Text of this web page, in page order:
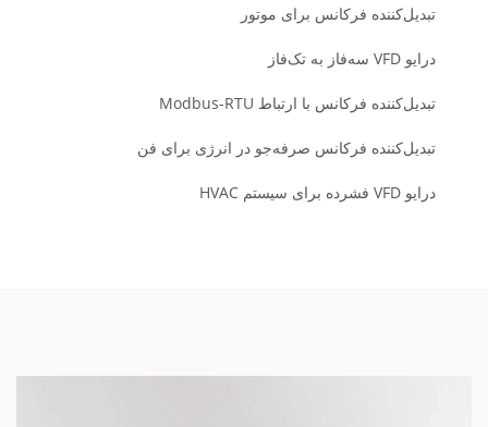
تبدیل‌کننده فرکانس برای موتور
درایو VFD سه‌فاز به تک‌فاز
تبدیل‌کننده فرکانس با ارتباط Modbus-RTU
تبدیل‌کننده فرکانس صرفه‌جو در انرژی برای فن
درایو VFD فشرده برای سیستم HVAC